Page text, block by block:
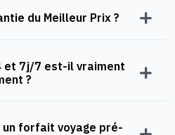
du Meilleur Prix ?
et 7j/7 est-il vraiment
?
forfait voyage pré-